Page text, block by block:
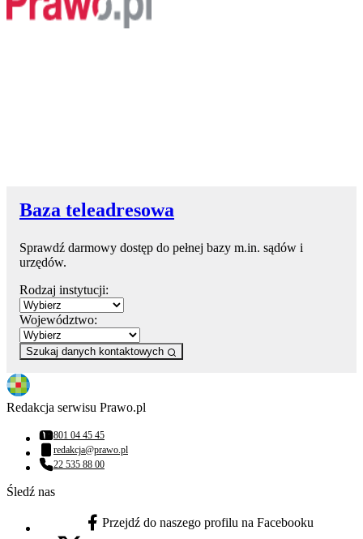
Baza teleadresowa
Sprawdź darmowy dostęp do pełnej bazy m.in. sądów i
urzędów.
Rodzaj instytucji:
Województwo:
Szukaj danych kontaktowych
Redakcja serwisu Prawo.pl
Numer telefonu:
801 04 45 45
Adres email:
redakcja@prawo.pl
Numer telefonu:
22 535 88 00
Śledź nas
facebook - otwiera się w nowej karcie
Przejdź do naszego profilu na Facebooku